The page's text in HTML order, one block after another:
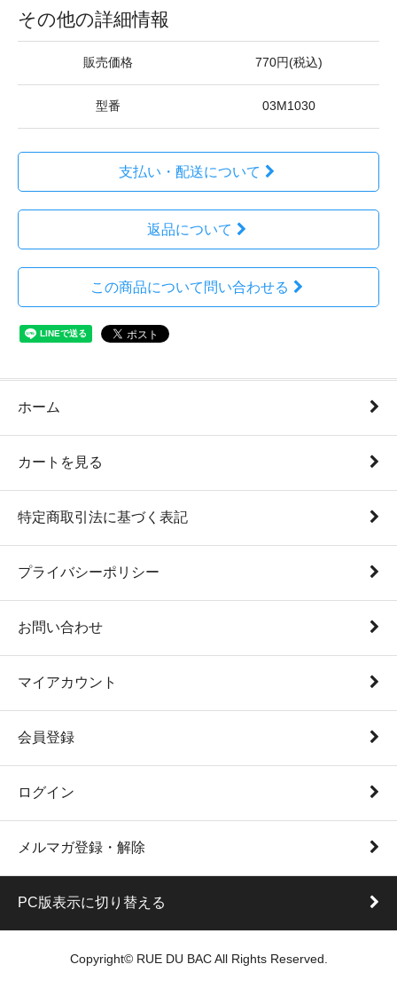
その他の詳細情報
販売価格 770円(税込)
型番 03M1030
支払い・配送について
返品について
この商品について問い合わせる
ホーム
カートを見る
特定商取引法に基づく表記
プライバシーポリシー
お問い合わせ
マイアカウント
会員登録
ログイン
メルマガ登録・解除
PC版表示に切り替える
Copyright© RUE DU BAC All Rights Reserved.